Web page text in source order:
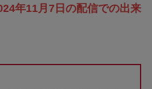
年11月7日の配信での出来